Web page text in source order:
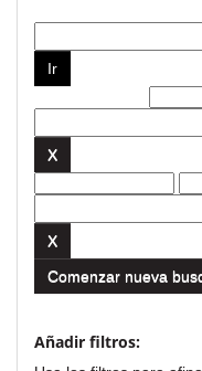
Comenzar nueva
Añadir filtros: